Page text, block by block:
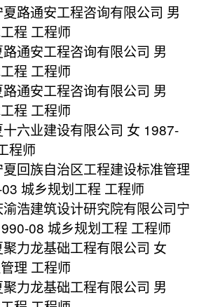
路通安工程咨询有限公司 男
程 工程师
通安工程咨询有限公司 男
程 工程师
通安工程咨询有限公司 男
程 工程师
六业建设有限公司 女 1987-
程师
回族自治区工程建设标准管理
城乡规划工程 工程师
浩建筑设计研究院有限公司宁
08 城乡规划工程 工程师
力龙基础工程有限公司 女
理 工程师
力龙基础工程有限公司 男